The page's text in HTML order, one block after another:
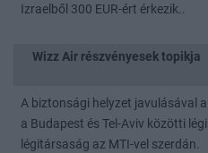
Izraelből 300 EUR-ért érkezik..
Wizz Air részvényesek topikja
A biztonsági helyzet javulásával
a Budapest és Tel-Aviv közötti
légitársaság az MTI-vel szerdán.